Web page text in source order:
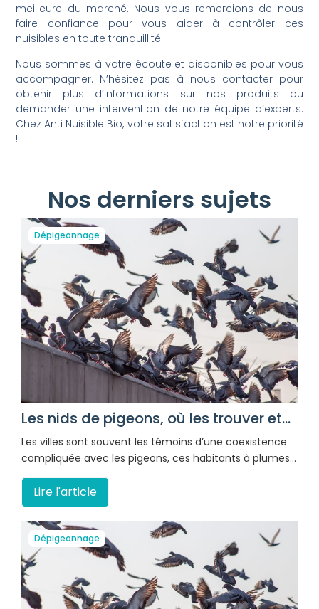
meilleure du marché. Nous vous remercions de nous
faire confiance pour vous aider à contrôler ces
nuisibles en toute tranquillité.
Nous sommes à votre écoute et disponibles pour vous
accompagner. N’hésitez pas à nous contacter pour
obtenir plus d’informations sur nos produits ou
demander une intervention de notre équipe d’experts.
Chez Anti Nuisible Bio, votre satisfaction est notre priorité
!
Nos derniers sujets
Dépigeonnage
Les nids de pigeons, où les trouver et...
Les villes sont souvent les témoins d’une coexistence
compliquée avec les pigeons, ces habitants à plumes…
Lire l'article
Dépigeonnage